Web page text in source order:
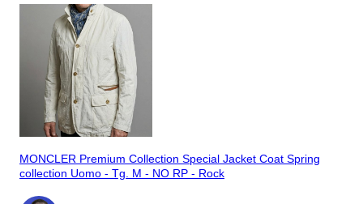
MONCLER Premium Collection Special Jacket Coat Spring
collection Uomo - Tg. M - NO RP - Rock